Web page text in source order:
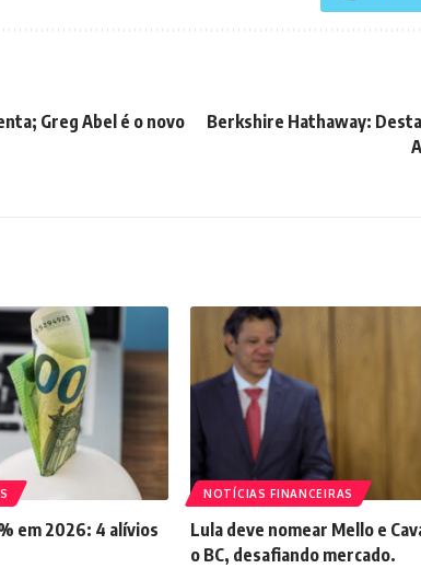
Greg Abel é o novo
Berkshire Hathaway:
em 2026: 4 alívios
NOTÍCIAS FINANCEIRAS
Lula deve nomear Mello e
o BC, desafiando mercado.